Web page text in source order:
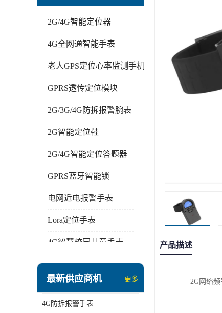
2G/4G智能定位器
4G全网通智能手表
老人GPS定位心率监测手机
GPRS透传定位模块
2G/3G/4G防拆报警腕表
2G智能定位鞋
2G/4G智能定位答题器
GPRS蓝牙智能锁
电网近电报警手表
Lora定位手表
4G智慧校园儿童手表
指静脉识别智能锁
2G/BT4.0智能睡眠带
最新供应商机 更多
4G防拆报警手表
产品描述
2G网络频